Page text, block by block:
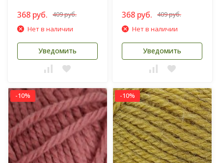
368 руб. 409 руб.
Нет в наличии
Уведомить
368 руб. 409 руб.
Нет в наличии
Уведомить
-10% -10%